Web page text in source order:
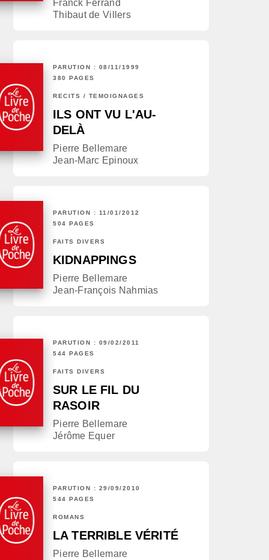
Franck Ferrand
Thibaut de Villers
PARUTION : 08/11/1999
380 PAGES
RÉCITS / TÉMOIGNAGES
ILS ONT VU L'AU-
DELÀ
Pierre Bellemare
Jean-Marc Epinoux
PARUTION : 11/01/2012
504 PAGES
FAITS DIVERS
KIDNAPPINGS
Pierre Bellemare
Jean-François Nahmias
PARUTION : 09/02/2011
544 PAGES
FAITS DIVERS
SUR LE FIL DU
RASOIR
Pierre Bellemare
Jérôme Equer
PARUTION : 29/09/2010
544 PAGES
ROMANS
LA TERRIBLE VÉRITÉ
Pierre Bellemare